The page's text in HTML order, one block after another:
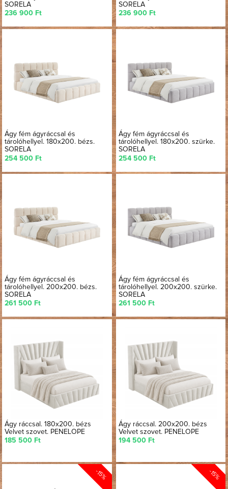
SORELA
236 900 Ft
SORELA
236 900 Ft
Ágy fém ágyráccsal és
tárolóhellyel. 180x200. bézs.
SORELA
254 500 Ft
Ágy fém ágyráccsal és
tárolóhellyel. 180x200. szürke.
SORELA
254 500 Ft
Ágy fém ágyráccsal és
tárolóhellyel. 200x200. bézs.
SORELA
261 500 Ft
Ágy fém ágyráccsal és
tárolóhellyel. 200x200. szürke.
SORELA
261 500 Ft
Ágy ráccsal. 180x200. bézs
Velvet szovet. PENELOPE
185 500 Ft
Ágy ráccsal. 200x200. bézs
Velvet szovet. PENELOPE
194 500 Ft
-15% -15%